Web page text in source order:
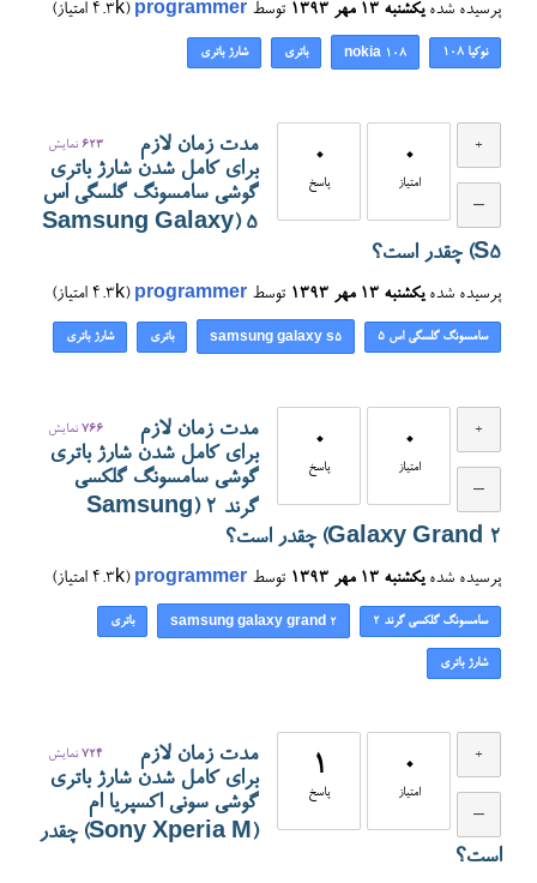
پرسیده شده یکشنبه ۱۳ مهر ۱۳۹۳ توسط programmer
(
4.3k امتیاز)
نوکیا 108 nokia 108 باتری شارژ باتری
0
امتیاز
0
پاسخ
623 نمایش
مدت زمان لازم
برای کامل شدن شارژ باتری
گوشی سامسونگ گلسگی اس
۵ (Samsung Galaxy
S5) چقدر است؟
پرسیده شده یکشنبه ۱۳ مهر ۱۳۹۳ توسط programmer
(
4.3k امتیاز)
سامسونگ گلسگی اس ۵ samsung galaxy s5 باتری شارژ باتری
0
امتیاز
0
پاسخ
766 نمایش
مدت زمان لازم
برای کامل شدن شارژ باتری
گوشی سامسونگ گلکسی
گرند 2 (Samsung
Galaxy Grand 2) چقدر است؟
پرسیده شده یکشنبه ۱۳ مهر ۱۳۹۳ توسط programmer
(
4.3k امتیاز)
سامسونگ گلکسی گرند 2 samsung galaxy grand 2 باتری
شارژ باتری
0
امتیاز
1
پاسخ
724 نمایش
مدت زمان لازم
برای کامل شدن شارژ باتری
گوشی سونی اکسپریا ام
(Sony Xperia M) چقدر
است؟